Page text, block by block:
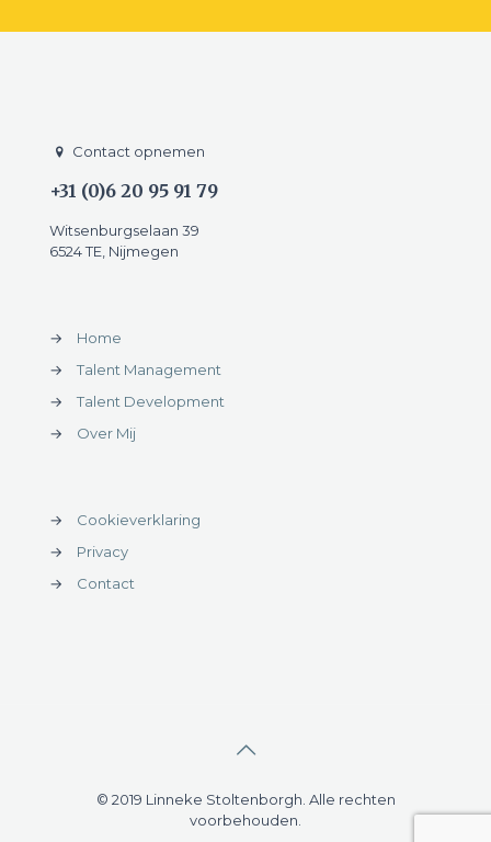
Contact opnemen
+31 (0)6 20 95 91 79
Witsenburgselaan 39
6524 TE, Nijmegen
→
Home
→
Talent Management
→
Talent Development
→
Over Mij
→
Cookieverklaring
→
Privacy
→
Contact
© 2019 Linneke Stoltenborgh. Alle rechten
voorbehouden.